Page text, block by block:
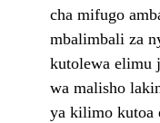
cha mifugo
mbalimbali za
kutolewa elimu
wa malisho
ya kilimo kutoa